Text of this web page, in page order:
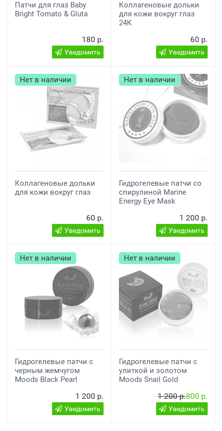
Патчи для глаз Baby
Bright Tomato & Gluta
180 р.
Уведомить
Коллагеновые дольки
для кожи вокруг глаз
24К
60 р.
Уведомить
Нет в наличии
Коллагеновые дольки
для кожи вокруг глаз
60 р.
Уведомить
Нет в наличии
Гидрогелевые патчи со
спирулиной Marine
Energy Eye Mask
1 200 р.
Уведомить
Нет в наличии
Гидрогелевые патчи с
черным жемчугом
Moods Black Pearl
1 200 р.
Уведомить
Нет в наличии
Гидрогелевые патчи с
улиткой и золотом
Moods Snail Gold
1 200 р.800 р.
Уведомить